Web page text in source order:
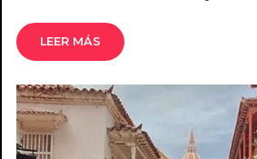
LEER MÁS